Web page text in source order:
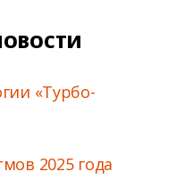
«Турбо-
2025 года